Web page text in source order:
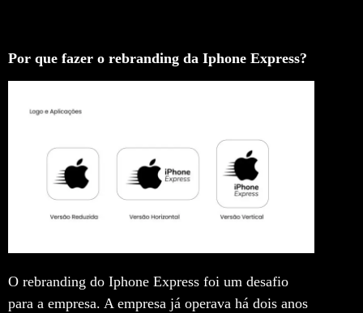
Por que fazer o rebranding da Iphone Express?
O rebranding do Iphone Express foi um desafio
para a empresa. A empresa já operava há dois anos